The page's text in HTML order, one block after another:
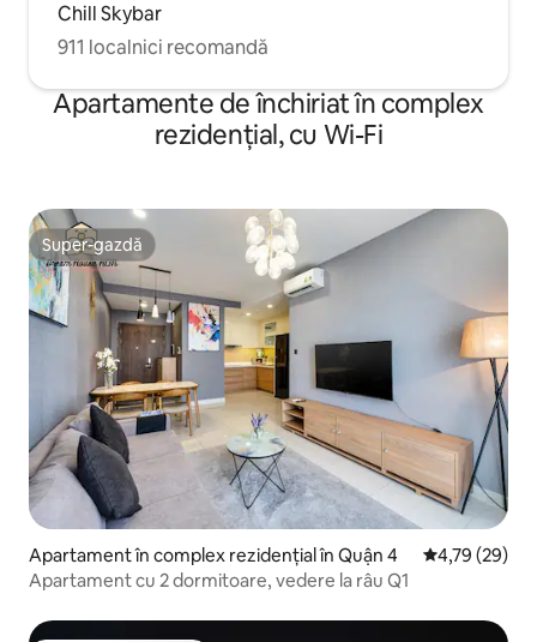
Chill Skybar
911 localnici recomandă
Apartamente de închiriat în complex
rezidențial, cu Wi-Fi
Super-gazdă
Super-gazdă
Apartament în complex rezidențial în Quận 4 Scor mediu
4,79 (29)
Apartament cu 2 dormitoare, vedere la râu Q1